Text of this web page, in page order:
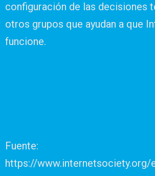
configuración de las decisiones
otros grupos que ayudan a que
funcione.
Fuente:
https://